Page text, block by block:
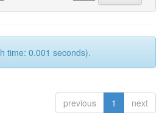
time: 0.001 seconds).
previous 1 next